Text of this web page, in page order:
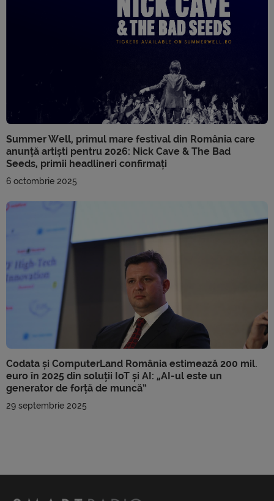
Summer Well, primul mare festival din România care
anunță artiști pentru 2026: Nick Cave & The Bad
Seeds, primii headlineri confirmați
6 octombrie 2025
Codata și ComputerLand România estimează 200 mil.
euro în 2025 din soluții IoT și AI: „AI-ul este un
generator de forță de muncă”
29 septembrie 2025